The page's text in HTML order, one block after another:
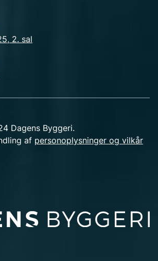
2. sal
Dagens Byggeri.
af personoplysninger og vilkår